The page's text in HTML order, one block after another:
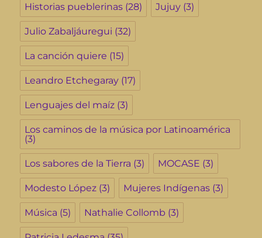
Historias pueblerinas (28) Jujuy (3)
Julio Zabaljáuregui (32)
La canción quiere (15)
Leandro Etchegaray (17)
Lenguajes del maíz (3)
Los caminos de la música por Latinoamérica
(3)
Los sabores de la Tierra (3) MOCASE (3)
Modesto López (3) Mujeres Indígenas (3)
Música (5) Nathalie Collomb (3)